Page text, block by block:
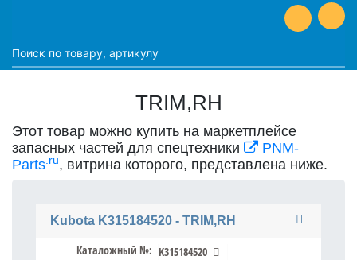
TRIM,RH
Этот товар можно купить на маркетплейсе
запасных частей для спецтехники
PNM-
Parts.ru, витрина которого, представлена ниже.
Kubota K315184520 - TRIM,RH
Каталожный №: K315184520